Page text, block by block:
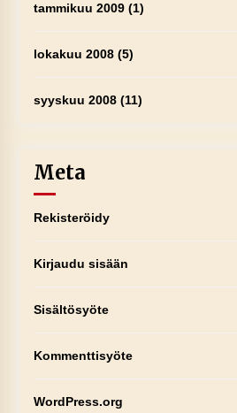
tammikuu 2009(1)
lokakuu 2008(5)
syyskuu 2008(11)
Meta
Rekisteröidy
Kirjaudu sisään
Sisältösyöte
Kommenttisyöte
WordPress.org